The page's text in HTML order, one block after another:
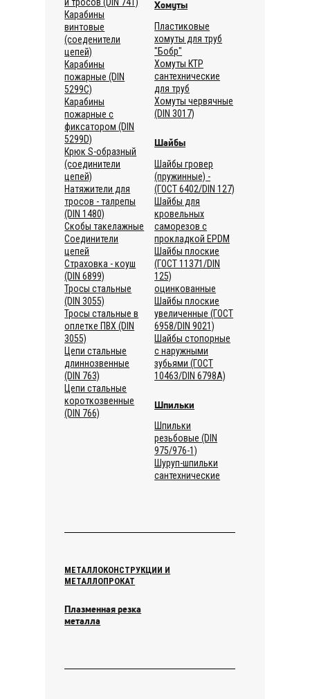
Карабины
винтовые
(соеденители
цепей)
Карабины
пожарные (DIN
5299C)
Карабины
пожарные с
фиксатором (DIN
5299D)
Крюк S-образный
(соединители
цепей)
Натяжители для
тросов - талрепы
(DIN 1480)
Скобы такелажные
Соединители
цепей
Страховка - коуш
(DIN 6899)
Тросы стальные
(DIN 3055)
Тросы стальные в
оплетке ПВХ (DIN
3055)
Цепи стальные
длиннозвенные
(DIN 763)
Цепи стальные
короткозвенные
(DIN 766)
Хомуты
Пластиковые
хомуты для труб
"Бобр"
Хомуты КТР
сантехнические
для труб
Хомуты червячные
(DIN 3017)
Шайбы
Шайбы гровер
(пружинные) -
(ГОСТ 6402/DIN 127)
Шайбы для
кровельных
саморезов с
прокладкой EPDM
Шайбы плоские
(ГОСТ 11371/DIN
125)
оцинкованные
Шайбы плоские
увеличенные (ГОСТ
6958/DIN 9021)
Шайбы стопорные
с наружными
зубьями (ГОСТ
10463/DIN 6798А)
Шпильки
Шпильки
резьбовые (DIN
975/976-1)
Шуруп-шпильки
сантехнические
МЕТАЛЛОКОНСТРУКЦИИ И
МЕТАЛЛОПРОКАТ
Плазменная резка
металла